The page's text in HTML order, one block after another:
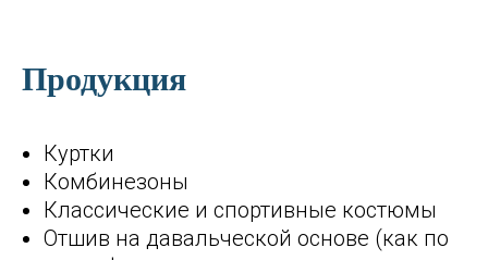
Продукция
Куртки
Комбинезоны
Классические и спортивные костюмы
Отшив на давальческой основе (как по